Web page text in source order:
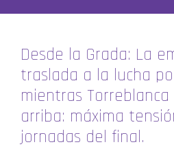
Desde la Grada: La
traslada a la lucha
mientras
arriba: máxima
jornadas del final.